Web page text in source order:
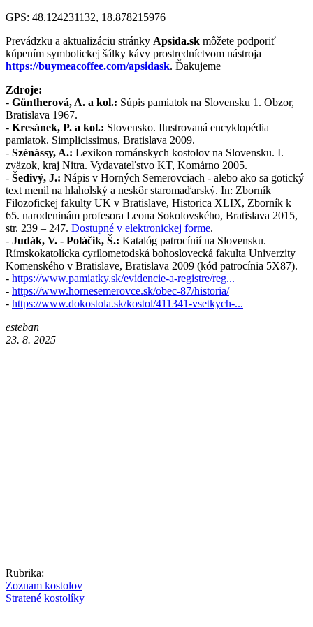
GPS: 48.124231132, 18.878215976
Prevádzku a aktualizáciu stránky Apsida.sk môžete podporiť
kúpením symbolickej šálky kávy prostredníctvom nástroja
https://buymeacoffee.com/apsidask. Ďakujeme
Zdroje:
- Güntherová, A. a kol.: Súpis pamiatok na Slovensku 1. Obzor,
Bratislava 1967.
- Kresánek, P. a kol.: Slovensko. Ilustrovaná encyklopédia
pamiatok. Simplicissimus, Bratislava 2009.
- Szénássy, A.: Lexikon románskych kostolov na Slovensku. I.
zväzok, kraj Nitra. Vydavateľstvo KT, Komárno 2005.
- Šedivý, J.: Nápis v Horných Semerovciach - alebo ako sa gotický
text menil na hlaholský a neskôr staromaďarský. In: Zborník
Filozofickej fakulty UK v Bratislave, Historica XLIX, Zborník k
65. narodeninám profesora Leona Sokolovského, Bratislava 2015,
str. 239 – 247. Dostupné v elektronickej forme.
- Judák, V. - Poláčik, Š.: Katalóg patrocínií na Slovensku.
Rímskokatolícka cyrilometodská bohoslovecká fakulta Univerzity
Komenského v Bratislave, Bratislava 2009 (kód patrocínia 5X87).
- https://www.pamiatky.sk/evidencie-a-registre/reg...
- https://www.hornesemerovce.sk/obec-87/historia/
- https://www.dokostola.sk/kostol/411341-vsetkych-...
esteban
23. 8. 2025
Rubrika:
Zoznam kostolov
Stratené kostolíky